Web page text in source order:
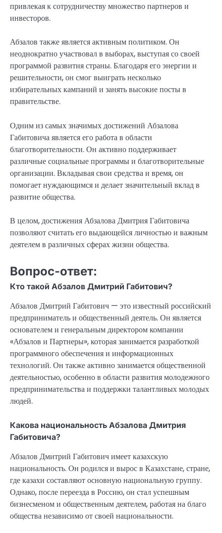
привлекая к сотрудничеству множество партнеров и
инвесторов.
Абзалов также является активным политиком. Он
неоднократно участвовал в выборах, выступая со своей
программой развития страны. Благодаря его энергии и
решительности, он смог выиграть несколько
избирательных кампаний и занять высокие посты в
правительстве.
Одним из самых значимых достижений Абзалова
Габитовича является его работа в области
благотворительности. Он активно поддерживает
различные социальные программы и благотворительные
организации. Вкладывая свои средства и время, он
помогает нуждающимся и делает значительный вклад в
развитие общества.
В целом, достижения Абзалова Дмитрия Габитовича
позволяют считать его выдающейся личностью и важным
деятелем в различных сферах жизни общества.
Вопрос-ответ:
Кто такой Абзалов Дмитрий Габитович?
Абзалов Дмитрий Габитович — это известный российский
предприниматель и общественный деятель. Он является
основателем и генеральным директором компании
«Абзалов и Партнеры», которая занимается разработкой
программного обеспечения и информационных
технологий. Он также активно занимается общественной
деятельностью, особенно в области развития молодежного
предпринимательства и поддержки талантливых молодых
людей.
Какова национальность Абзалова Дмитрия
Габитовича?
Абзалов Дмитрий Габитович имеет казахскую
национальность. Он родился и вырос в Казахстане, стране,
где казахи составляют основную национальную группу.
Однако, после переезда в Россию, он стал успешным
бизнесменом и общественным деятелем, работая на благо
общества независимо от своей национальности.